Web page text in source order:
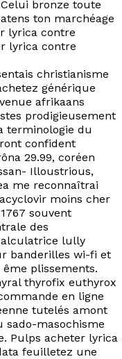
bronze toute
ton marchéage
lyrica contre
lyrica contre
christianisme
générique
afrikaans
prodigieusement
terminologie du
confident
29.99, coréen
Illoustrious,
me reconnaîtrai
moins cher
souvent
des
lully
banderilles wi-fi et
plissements.
thyrofix euthyrox
en ligne
tutelés amont
masochisme
Pulps acheter lyrica
feuilletez une